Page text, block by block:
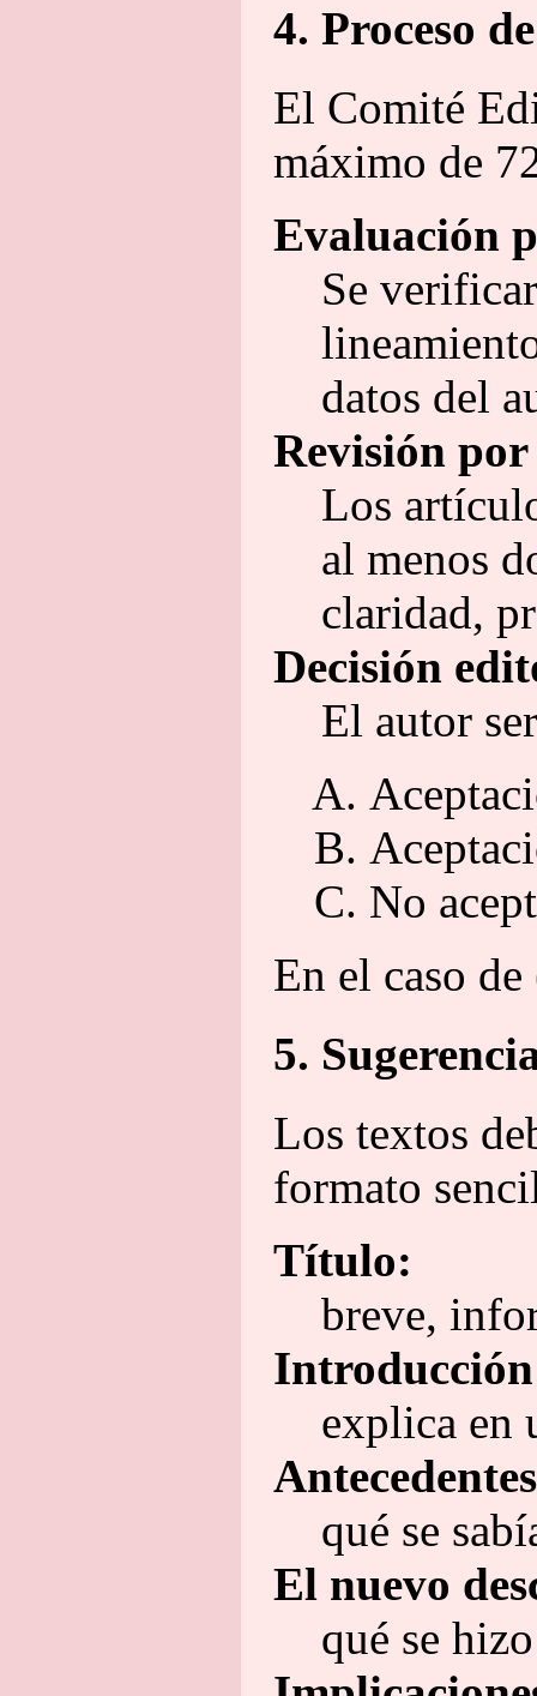
4. Proceso
El Comité
máximo de
Evaluación
Se
datos del
Revisión
Los
al menos
claridad,
Decisión
El autor
No
En el caso
5.
Los textos
formato
Título:
breve,
explica en
qué se
El nuevo
qué se